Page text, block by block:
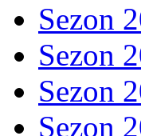
Sezon
Sezon
Sezon
Sezon